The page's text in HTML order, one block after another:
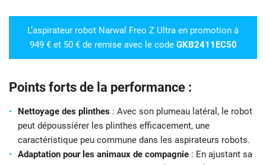
L’aspirateur robot Narwal Freo Z Ultra en promotion à
949 € et 50 € de remise avec le code GKB2411EC50
Points forts de la performance :
Nettoyage des plinthes : Avec son plumeau latéral, le robot
peut dépoussiérer les plinthes efficacement, une
caractéristique peu commune dans les aspirateurs robots.
Adaptation pour les animaux de compagnie : En ajustant sa